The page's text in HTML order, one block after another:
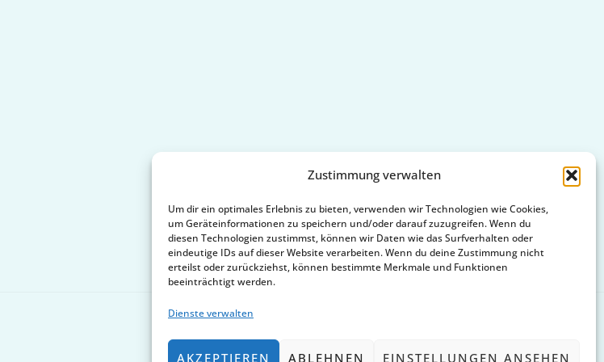
Zustimmung verwalten
Um dir ein optimales Erlebnis zu bieten, verwenden wir Technologien wie Cookies,
um Geräteinformationen zu speichern und/oder darauf zuzugreifen. Wenn du
diesen Technologien zustimmst, können wir Daten wie das Surfverhalten oder
eindeutige IDs auf dieser Website verarbeiten. Wenn du deine Zustimmung nicht
erteilst oder zurückziehst, können bestimmte Merkmale und Funktionen
beeinträchtigt werden.
Dienste verwalten
AKZEPTIEREN ABLEHNEN EINSTELLUNGEN ANSEHEN